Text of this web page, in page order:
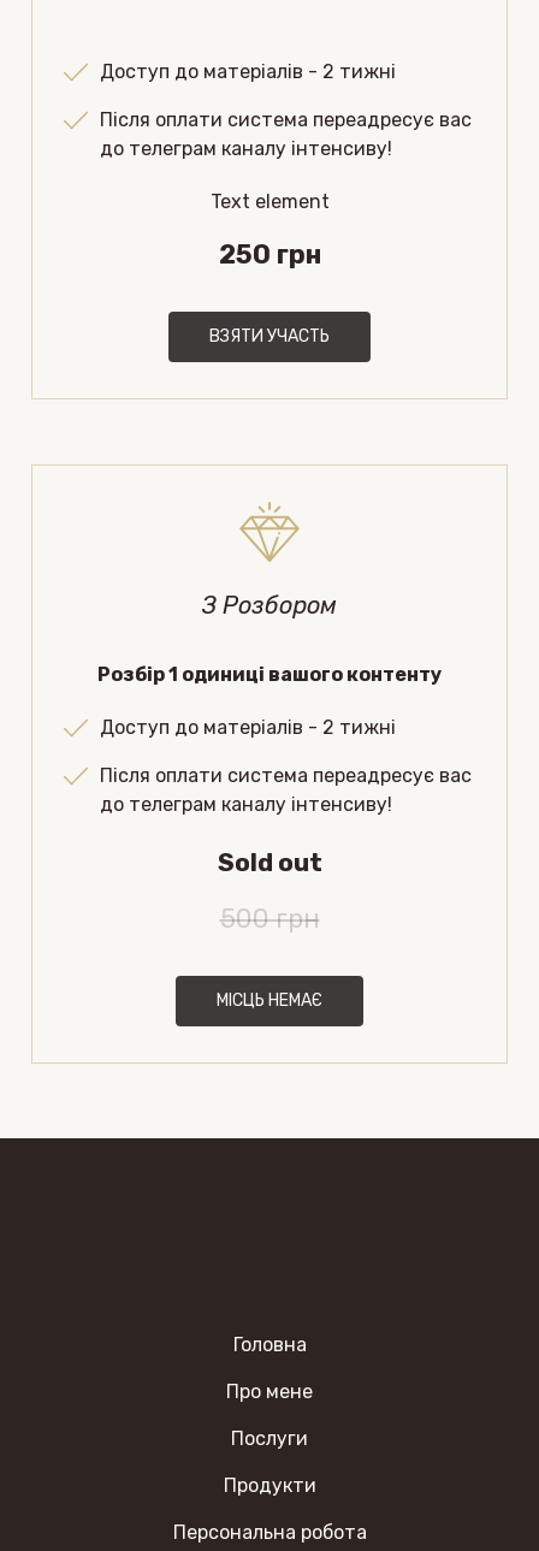
Доступ до матеріалів - 2 тижні
Після оплати система переадресує вас
до телеграм каналу інтенсиву!
Text element
250 грн
ВЗЯТИ УЧАСТЬ
З Розбором
Розбір 1 одиниці вашого контенту
Доступ до матеріалів - 2 тижні
Після оплати система переадресує вас
до телеграм каналу інтенсиву!
Sold out
500 грн
МІСЦЬ НЕМАЄ
Головна
Про мене
Послуги
Продукти
Персональна робота